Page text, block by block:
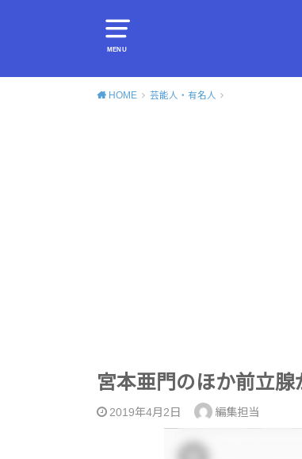
MENU
HOME 芸能人・有名人
宮本亜門のほか前立
2019年4月2日 編集担当